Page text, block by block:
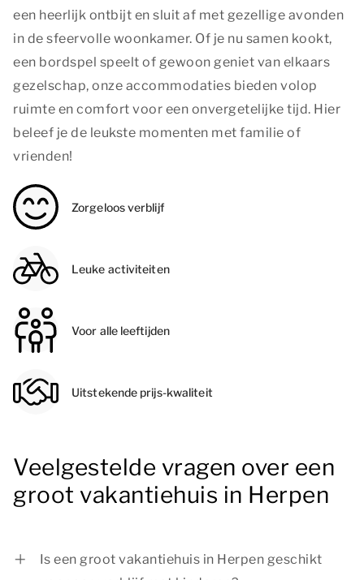
een heerlijk ontbijt en sluit af met gezellige avonden
in de sfeervolle woonkamer. Of je nu samen kookt,
een bordspel speelt of gewoon geniet van elkaars
gezelschap, onze accommodaties bieden volop
ruimte en comfort voor een onvergetelijke tijd. Hier
beleef je de leukste momenten met familie of
vrienden!
Zorgeloos verblijf
Leuke activiteiten
Voor alle leeftijden
Uitstekende prijs-kwaliteit
Veelgestelde vragen over een
groot vakantiehuis in Herpen
Is een groot vakantiehuis in Herpen geschikt